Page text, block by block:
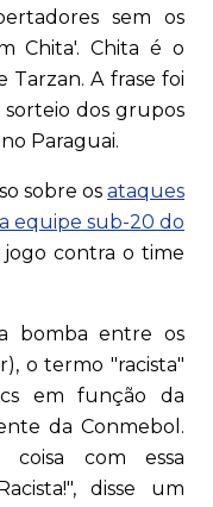
sem os
Chita'. Chita é o
Tarzan. A frase foi
dos grupos
Paraguai.
sobre os ataques
equipe sub-20 do
contra o time
bomba entre os
o termo "racista"
em função da
da Conmebol.
coisa com essa
disse um